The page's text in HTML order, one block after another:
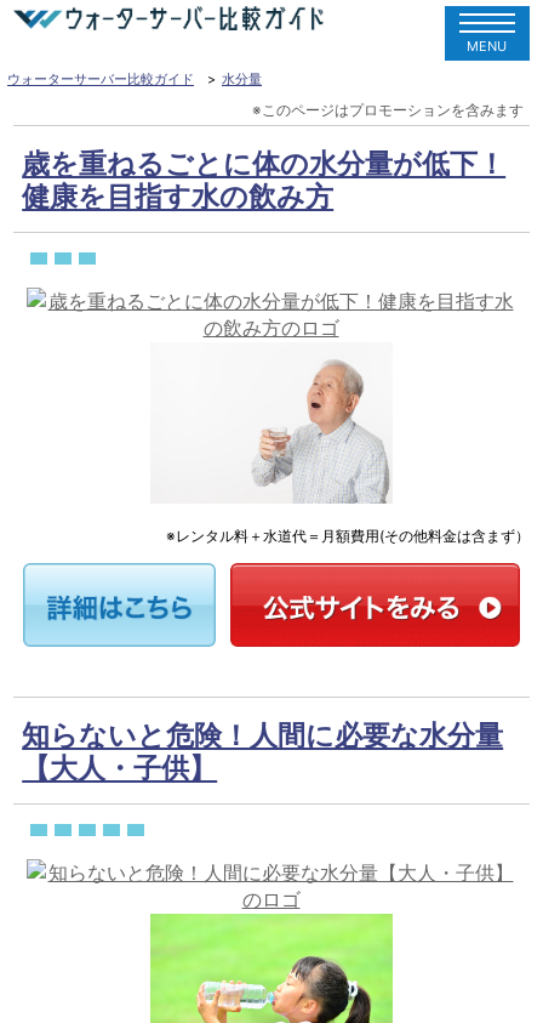
MENU
ウォーターサーバー比較ガイド
水分量
歳を重ねるごとに体の水分量が低下！
健康を目指す水の飲み方
※レンタル料＋水道代＝月額費用(その他料金は含まず）
知らないと危険！人間に必要な水分量
【大人・子供】